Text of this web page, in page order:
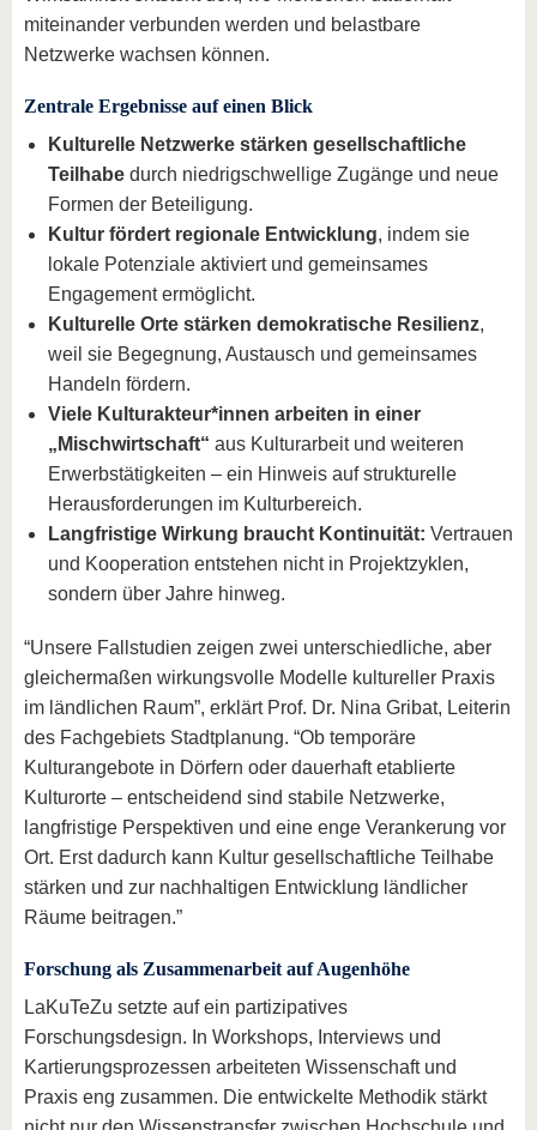
miteinander verbunden werden und belastbare
Netzwerke wachsen können.
Zentrale Ergebnisse auf einen Blick
Kulturelle Netzwerke stärken gesellschaftliche
Teilhabe durch niedrigschwellige Zugänge und neue
Formen der Beteiligung.
Kultur fördert regionale Entwicklung, indem sie
lokale Potenziale aktiviert und gemeinsames
Engagement ermöglicht.
Kulturelle Orte stärken demokratische Resilienz,
weil sie Begegnung, Austausch und gemeinsames
Handeln fördern.
Viele Kulturakteur*innen arbeiten in einer
„Mischwirtschaft“ aus Kulturarbeit und weiteren
Erwerbstätigkeiten – ein Hinweis auf strukturelle
Herausforderungen im Kulturbereich.
Langfristige Wirkung braucht Kontinuität: Vertrauen
und Kooperation entstehen nicht in Projektzyklen,
sondern über Jahre hinweg.
“Unsere Fallstudien zeigen zwei unterschiedliche, aber
gleichermaßen wirkungsvolle Modelle kultureller Praxis
im ländlichen Raum”, erklärt Prof. Dr. Nina Gribat, Leiterin
des Fachgebiets Stadtplanung. “Ob temporäre
Kulturangebote in Dörfern oder dauerhaft etablierte
Kulturorte – entscheidend sind stabile Netzwerke,
langfristige Perspektiven und eine enge Verankerung vor
Ort. Erst dadurch kann Kultur gesellschaftliche Teilhabe
stärken und zur nachhaltigen Entwicklung ländlicher
Räume beitragen.”
Forschung als Zusammenarbeit auf Augenhöhe
LaKuTeZu setzte auf ein partizipatives
Forschungsdesign. In Workshops, Interviews und
Kartierungsprozessen arbeiteten Wissenschaft und
Praxis eng zusammen. Die entwickelte Methodik stärkt